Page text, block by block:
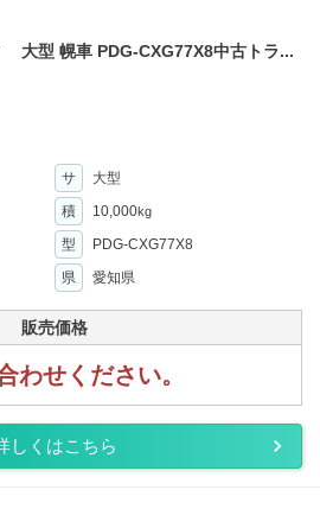
大型 幌車 PDG-CXG77X8中古トラ...
サ
大型
積 10,000kg
型
PDG-CXG77X8
県 愛知県
販売価格
わせください。
しくはこちら